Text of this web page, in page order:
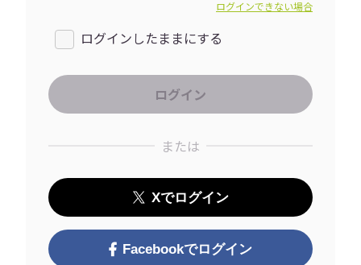
ログインできない場合
ログインしたままにする
または
Xでログイン
Facebookでログイン